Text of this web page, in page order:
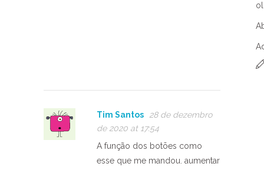
Tim Santos
28 de dezembro
de 2020 at 17:54
A função dos botões como
esse que me mandou. aumentar